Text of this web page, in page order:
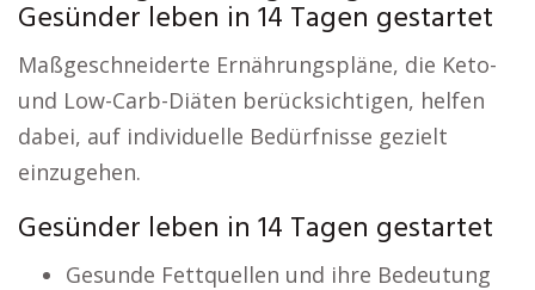
Gesünder leben in 14 Tagen gestartet
Maßgeschneiderte Ernährungspläne, die Keto-
und Low-Carb-Diäten berücksichtigen, helfen
dabei, auf individuelle Bedürfnisse gezielt
einzugehen.
Gesünder leben in 14 Tagen gestartet
Gesunde Fettquellen und ihre Bedeutung